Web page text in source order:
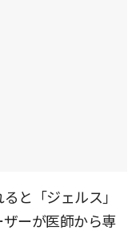
と「ジェルス」
ーが医師から専